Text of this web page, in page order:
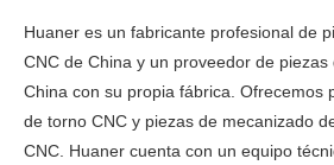
Huaner es un fabricante profesional de
CNC de China y un proveedor de
China con su propia fábrica. Ofrecemos
de torno CNC y piezas de mecanizado
CNC. Huaner cuenta con un equipo